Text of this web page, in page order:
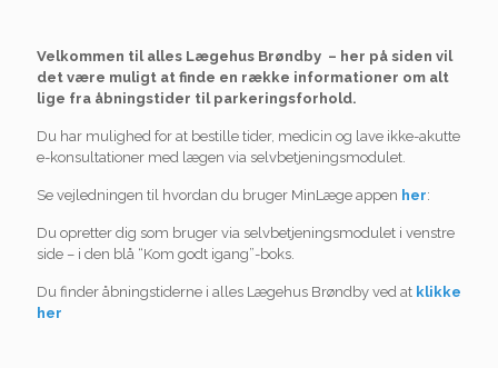
Velkommen til alles Lægehus Brøndby – her på siden vil
det være muligt at finde en række informationer om alt
lige fra åbningstider til parkeringsforhold.
Du har mulighed for at bestille tider, medicin og lave ikke-akutte
e-konsultationer med lægen via selvbetjeningsmodulet.
Se vejledningen til hvordan du bruger MinLæge appen her:
Du opretter dig som bruger via selvbetjeningsmodulet i venstre
side – i den blå “Kom godt igang”-boks.
Du finder åbningstiderne i alles Lægehus Brøndby ved at klikke
her